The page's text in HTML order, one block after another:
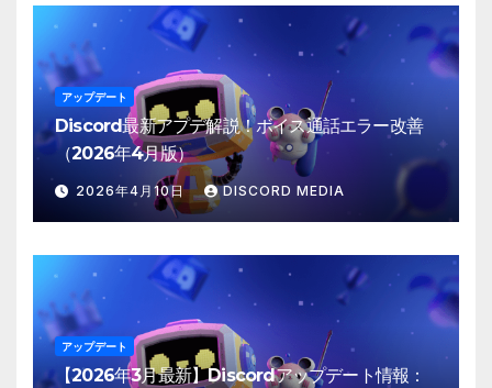
アップデート
Discord最新アプデ解説！ボイス通話エラー改善
（2026年4月版）
2026年4月10日 DISCORD MEDIA
アップデート
【2026年3月最新】Discordアップデート情報：